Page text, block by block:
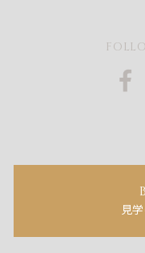
見